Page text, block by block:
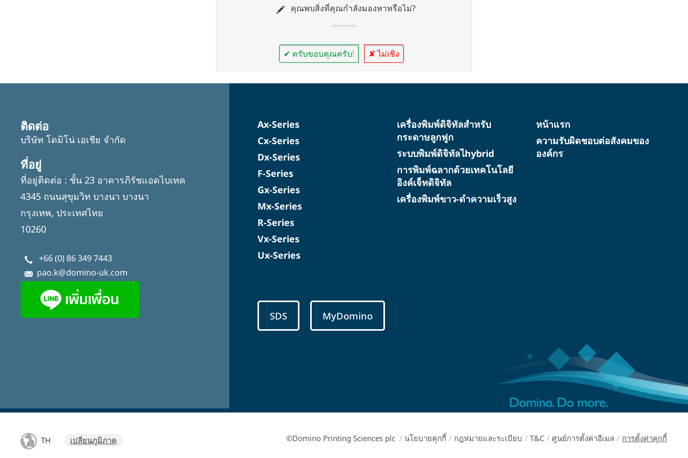
คุณพบสิ่งที่คุณกำลังมองหาหรือไม่?
✔ ครับขอบคุณครับ! ✘ ไม่เชิง
ติดต่อ
บริษัท โดมิโน่ เอเชีย จำกัด
ที่อยู่
ที่อยู่ติดต่อ : ชั้น 23 อาคารภิรัชแอดไบเทค
4345 ถนนสุขุมวิท บางนา บางนา
กรุงเทพ, ประเทศไทย
10260
+66 (0) 86 349 7443
pao.k@domino-uk.com
Ax-Series
Cx-Series
Dx-Series
F-Series
Gx-Series
Mx-Series
R-Series
Vx-Series
Ux-Series
เครื่องพิมพ์ดิจิทัลสำหรับ
กระดาษลูกฟูก
ระบบพิมพ์ดิจิทัลไhybrid
การพิมพ์ฉลากด้วยเทคโนโลยี
อิงค์เจ็ทดิจิทัล
เครื่องพิมพ์ขาว-ดำความเร็วสูง
หน้าแรก
ความรับผิดชอบต่อสังคมของ
องค์กร
SDS MyDomino
TH เปลี่ยนภูมิภาค ©Domino Printing Sciences plc / นโยบายคุกกี้ / กฎหมายและระเบียบ / T&C / ศูนย์การตั้งค่าอีเมล / การตั้งค่าคุกกี้